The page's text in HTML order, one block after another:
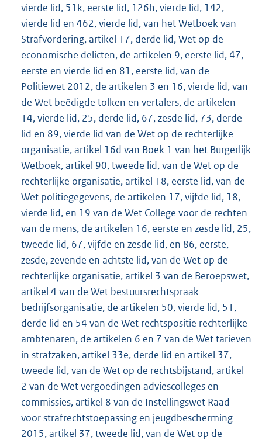
vierde lid, 51k, eerste lid, 126h, vierde lid, 142,
vierde lid en 462, vierde lid, van het Wetboek van
Strafvordering, artikel 17, derde lid, Wet op de
economische delicten, de artikelen 9, eerste lid, 47,
eerste en vierde lid en 81, eerste lid, van de
Politiewet 2012, de artikelen 3 en 16, vierde lid, van
de Wet beëdigde tolken en vertalers, de artikelen
14, vierde lid, 25, derde lid, 67, zesde lid, 73, derde
lid en 89, vierde lid van de Wet op de rechterlijke
organisatie, artikel 16d van Boek 1 van het Burgerlijk
Wetboek, artikel 90, tweede lid, van de Wet op de
rechterlijke organisatie, artikel 18, eerste lid, van de
Wet politiegegevens, de artikelen 17, vijfde lid, 18,
vierde lid, en 19 van de Wet College voor de rechten
van de mens, de artikelen 16, eerste en zesde lid, 25,
tweede lid, 67, vijfde en zesde lid, en 86, eerste,
zesde, zevende en achtste lid, van de Wet op de
rechterlijke organisatie, artikel 3 van de Beroepswet,
artikel 4 van de Wet bestuursrechtspraak
bedrijfsorganisatie, de artikelen 50, vierde lid, 51,
derde lid en 54 van de Wet rechtspositie rechterlijke
ambtenaren, de artikelen 6 en 7 van de Wet tarieven
in strafzaken, artikel 33e, derde lid en artikel 37,
tweede lid, van de Wet op de rechtsbijstand, artikel
2 van de Wet vergoedingen adviescolleges en
commissies, artikel 8 van de Instellingswet Raad
voor strafrechtstoepassing en jeugdbescherming
2015, artikel 37, tweede lid, van de Wet op de